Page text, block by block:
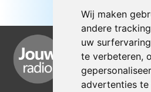
Wij maken
andere
uw
te verbeteren,
advertenties